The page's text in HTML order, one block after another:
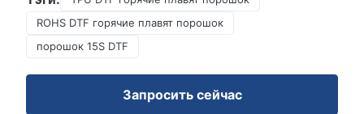
ROHS DTF горячие плавят порошок
порошок 15S DTF
Запросить сейчас